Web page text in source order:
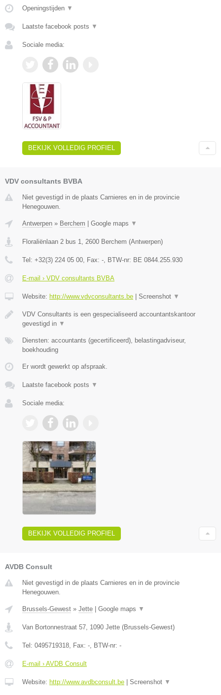
Openingstijden ▼
Laatste facebook posts ▼
Sociale media:
BEKIJK VOLLEDIG PROFIEL
VDV consultants BVBA
Niet gevestigd in de plaats Carnieres en in de provincie
Henegouwen.
Antwerpen » Berchem | Google maps ▼
Floraliënlaan 2 bus 1 2600 Berchem (Antwerpen)
Tel: +32(3) 224 05 00 , Fax: - , BTW-nr: BE 0844.255.930
E-mail › VDV consultants BVBA
Website: http://www.vdvconsultants.be | Screenshot ▼
VDV Consultants is een gespecialiseerd accountantskantoor
gevestigd in ▼
Diensten: accountants (gecertificeerd), belastingadviseur,
boekhouding
Er wordt gewerkt op afspraak.
Laatste facebook posts ▼
Sociale media:
BEKIJK VOLLEDIG PROFIEL
AVDB Consult
Niet gevestigd in de plaats Carnieres en in de provincie
Henegouwen.
Brussels-Gewest » Jette | Google maps ▼
Van Bortonnestraat 57 1090 Jette (Brussels-Gewest)
Tel: 0495719318 , Fax: - , BTW-nr: -
E-mail › AVDB Consult
Website: http://www.avdbconsult.be | Screenshot ▼